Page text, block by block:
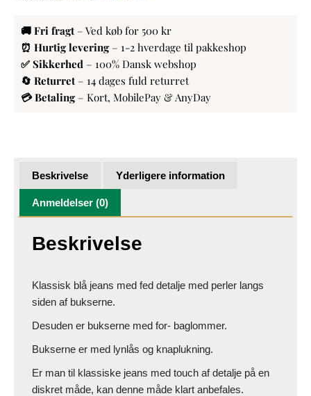
🚚 Fri fragt – Ved køb for 500 kr
⏰ Hurtig levering – 1-2 hverdage til pakkeshop
✅ Sikkerhed – 100% Dansk webshop
🔄 Returret – 14 dages fuld returret
💳 Betaling – Kort, MobilePay & AnyDay
Beskrivelse Yderligere information
Anmeldelser (0)
Beskrivelse
Klassisk blå jeans med fed detalje med perler langs
siden af bukserne.
Desuden er bukserne med for- baglommer.
Bukserne er med lynlås og knaplukning.
Er man til klassiske jeans med touch af detalje på en
diskret måde, kan denne måde klart anbefales.